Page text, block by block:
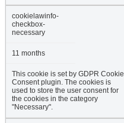
cookielawinfo-
checkbox-
necessary
11 months
This cookie is set by GDPR Cookie
Consent plugin. The cookies is
used to store the user consent for
the cookies in the category
"Necessary".